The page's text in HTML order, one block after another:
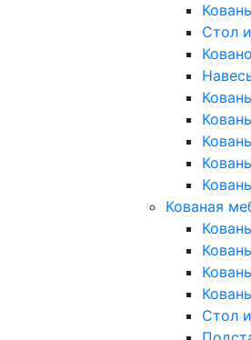
Стол
Кованая
Стол